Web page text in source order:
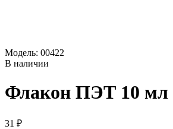
Модель: 00422
В наличии
Флакон ПЭТ 10 мл
31 ₽